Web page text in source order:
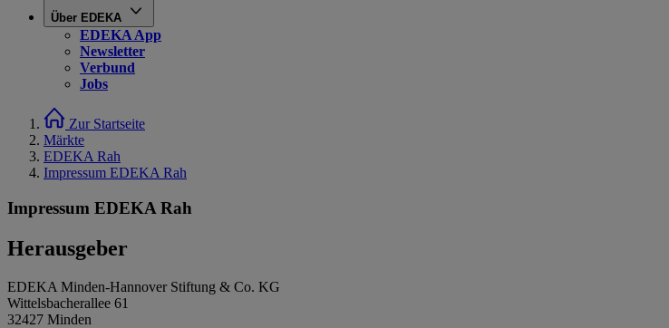
Über EDEKA
EDEKA App
Newsletter
Verbund
Jobs
Zur Startseite
Märkte
EDEKA Rah
Impressum EDEKA Rah
Impressum EDEKA Rah
Herausgeber
EDEKA Minden-Hannover Stiftung & Co. KG
Wittelsbacherallee 61
32427 Minden